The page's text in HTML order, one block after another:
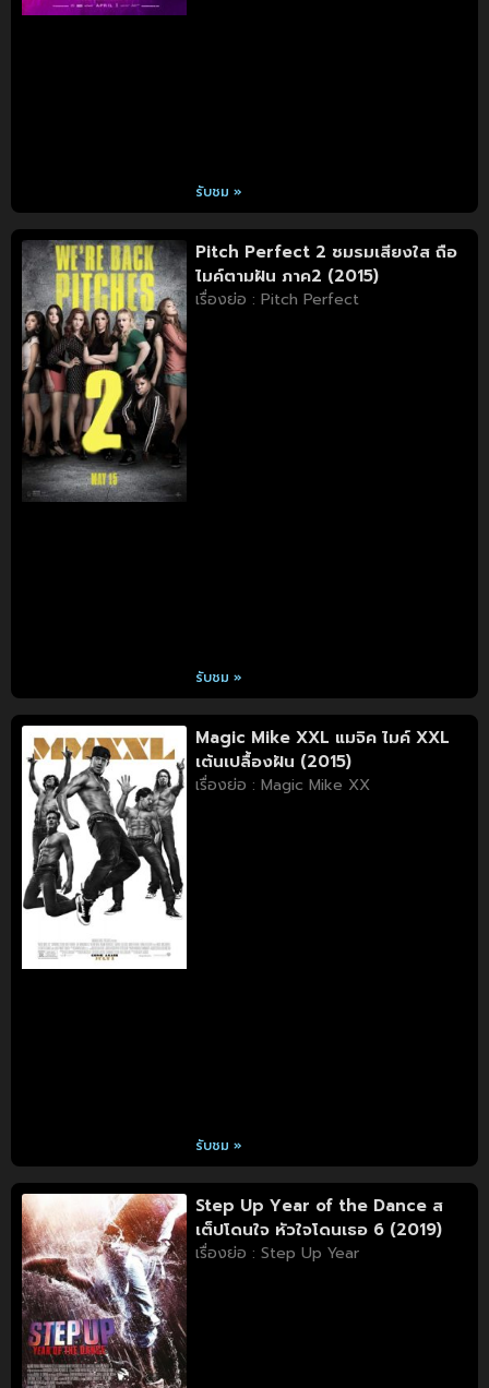
รับชม »
Pitch Perfect 2 ชมรมเสียงใส ถือ
ไมค์ตามฝัน ภาค2 (2015)
เรื่องย่อ : Pitch Perfect
รับชม »
Magic Mike XXL แมจิค ไมค์ XXL
เต้นเปลื้องฝัน (2015)
เรื่องย่อ : Magic Mike XX
รับชม »
Step Up Year of the Dance ส
เต็ปโดนใจ หัวใจโดนเธอ 6 (2019)
เรื่องย่อ : Step Up Year